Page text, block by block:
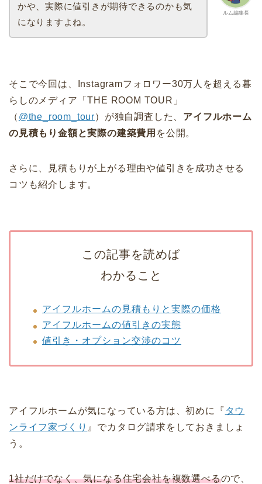
ルム編集長
かや、実際に値引きが期待できるのかも気
になりますよね。
そこで今回は、Instagramフォロワー30万人を超える暮
らしのメディア「THE ROOM TOUR」
（ @the_room_tour）が独自調査した、 アイフルホーム
の見積もり金額と実際の建築費用 を公開。
さらに、見積もりが上がる理由や値引きを成功させる
コツも紹介します。
この記事を読めば
わかること
アイフルホームの見積もりと実際の価格
アイフルホームの値引きの実態
値引き・オプション交渉のコツ
アイフルホームが気になっている方は、初めに『 タウ
ンライフ家づくり 』でカタログ請求をしておきましょ
う。
1社だけでなく、気になる住宅会社を複数選べるので、